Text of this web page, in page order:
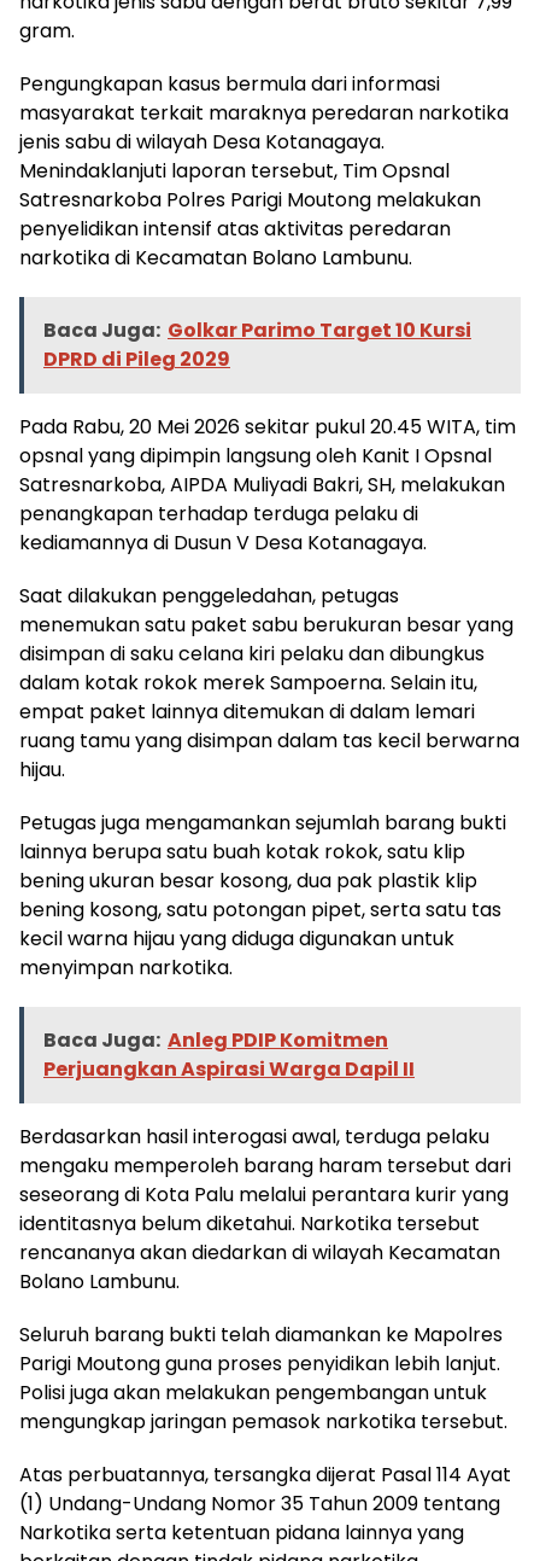
gram.
Pengungkapan kasus bermula dari informasi
masyarakat terkait maraknya peredaran narkotika
jenis sabu di wilayah Desa Kotanagaya.
Menindaklanjuti laporan tersebut, Tim Opsnal
Satresnarkoba Polres Parigi Moutong melakukan
penyelidikan intensif atas aktivitas peredaran
narkotika di Kecamatan Bolano Lambunu.
Baca Juga: Golkar Parimo Target 10 Kursi
DPRD di Pileg 2029
Pada Rabu, 20 Mei 2026 sekitar pukul 20.45 WITA, tim
opsnal yang dipimpin langsung oleh Kanit I Opsnal
Satresnarkoba, AIPDA Muliyadi Bakri, SH, melakukan
penangkapan terhadap terduga pelaku di
kediamannya di Dusun V Desa Kotanagaya.
Saat dilakukan penggeledahan, petugas
menemukan satu paket sabu berukuran besar yang
disimpan di saku celana kiri pelaku dan dibungkus
dalam kotak rokok merek Sampoerna. Selain itu,
empat paket lainnya ditemukan di dalam lemari
ruang tamu yang disimpan dalam tas kecil berwarna
hijau.
Petugas juga mengamankan sejumlah barang bukti
lainnya berupa satu buah kotak rokok, satu klip
bening ukuran besar kosong, dua pak plastik klip
bening kosong, satu potongan pipet, serta satu tas
kecil warna hijau yang diduga digunakan untuk
menyimpan narkotika.
Baca Juga: Anleg PDIP Komitmen
Perjuangkan Aspirasi Warga Dapil II
Berdasarkan hasil interogasi awal, terduga pelaku
mengaku memperoleh barang haram tersebut dari
seseorang di Kota Palu melalui perantara kurir yang
identitasnya belum diketahui. Narkotika tersebut
rencananya akan diedarkan di wilayah Kecamatan
Bolano Lambunu.
Seluruh barang bukti telah diamankan ke Mapolres
Parigi Moutong guna proses penyidikan lebih lanjut.
Polisi juga akan melakukan pengembangan untuk
mengungkap jaringan pemasok narkotika tersebut.
Atas perbuatannya, tersangka dijerat Pasal 114 Ayat
(1) Undang-Undang Nomor 35 Tahun 2009 tentang
Narkotika serta ketentuan pidana lainnya yang